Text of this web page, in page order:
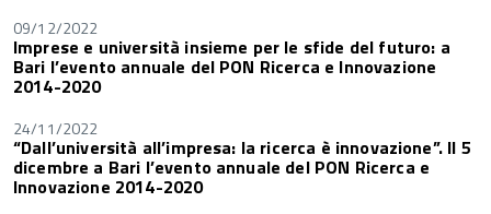
09/12/2022
Imprese e università insieme per le sfide del futuro: a
Bari l’evento annuale del PON Ricerca e Innovazione
2014-2020
24/11/2022
“Dall’università all’impresa: la ricerca è innovazione”. Il 5
dicembre a Bari l’evento annuale del PON Ricerca e
Innovazione 2014-2020